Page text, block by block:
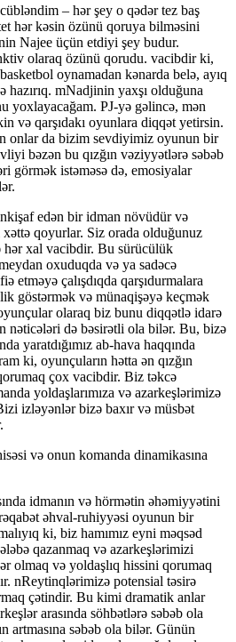
– hər şey o qədər tez baş
hər kəsin özünü qoruya bilməsini
Najee üçün etdiyi şey budur.
olaraq özünü qorudu. vacibdir ki,
oynamadan kənarda belə, ayıq
hazırıq. mNadjinin yaxşı olduğuna
yoxlayacağam. PJ-yə gəlincə, mən
və qarşıdakı oyunlara diqqət yetirsin.
onlar da bizim sevdiyimiz oyunun bir
bəzən bu qızğın vəziyyətlərə səbəb
görmək istəməsə də, emosiyalar
edən bir idman növüdür və
qoyurlar. Siz orada olduğunuz
xal vacibdir. Bu sürücülük
oxuduqda və ya sadəcə
etməyə çalışdıqda qarşıdurmalara
göstərmək və münaqişəyə keçmək
olaraq biz bunu diqqətlə idarə
nəticələri də bəsirətli ola bilər. Bu, bizə
yaratdığımız ab-hava haqqında
ki, oyunçuların hətta ən qızğın
çox vacibdir. Biz təkcə
yoldaşlarımıza və azarkeşlərimizə
izləyənlər bizə baxır və müsbət
idmanın və hörmətin əhəmiyyətini
əhval-ruhiyyəsi oyunun bir
ki, biz hamımız eyni məqsəd
qazanmaq və azarkeşlərimizi
olmaq və yoldaşlıq hissini qorumaq
nReytinqlərimizə potensial təsirə
çətindir. Bu kimi dramatik anlar
arasında söhbətlərə səbəb ola
artmasına səbəb ola bilər. Günün